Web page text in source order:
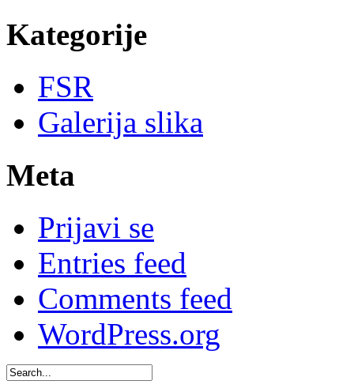
Kategorije
FSR
Galerija slika
Meta
Prijavi se
Entries feed
Comments feed
WordPress.org